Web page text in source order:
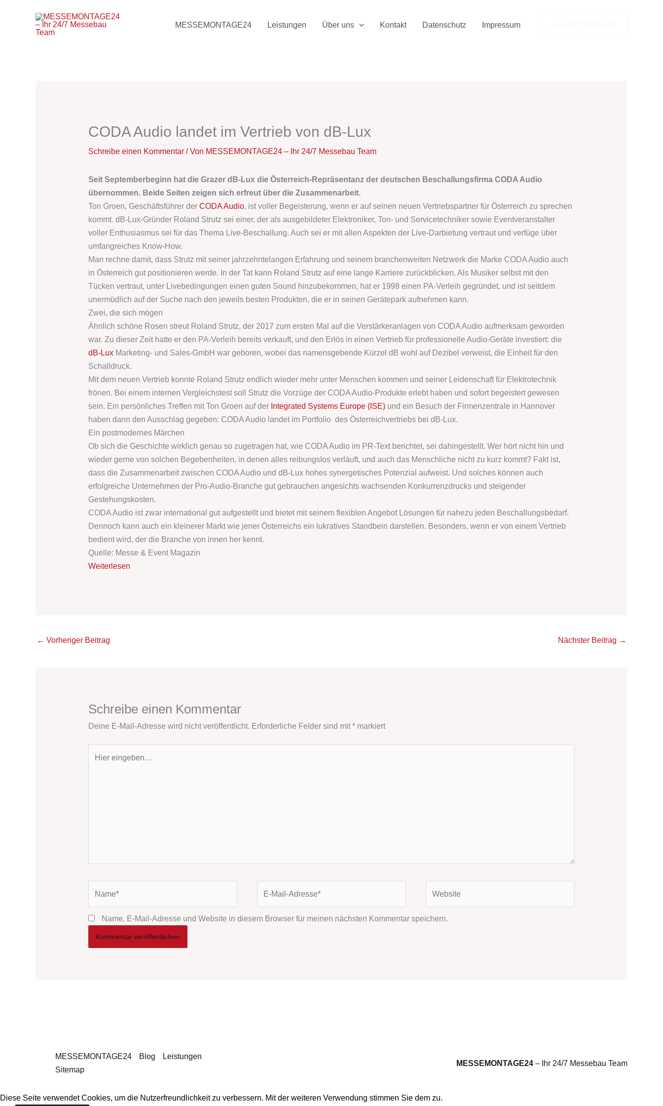
MESSEMONTAGE24 Leistungen Über uns Kontakt Datenschutz Impressum
CODA Audio landet im Vertrieb von dB-Lux
Schreibe einen Kommentar / Von MESSEMONTAGE24 – Ihr 24/7 Messebau Team
Seit Septemberbeginn hat die Grazer dB-Lux die Österreich-Repräsentanz der deutschen Beschallungsfirma CODA Audio
übernommen. Beide Seiten zeigen sich erfreut über die Zusammenarbeit.
Ton Groen, Geschäftsführer der CODA Audio, ist voller Begeisterung, wenn er auf seinen neuen Vertriebspartner für Österreich zu sprechen
kommt. dB-Lux-Gründer Roland Strutz sei einer, der als ausgebildeter Elektroniker, Ton- und Servicetechniker sowie Eventveranstalter
voller Enthusiasmus sei für das Thema Live-Beschallung. Auch sei er mit allen Aspekten der Live-Darbietung vertraut und verfüge über
umfangreiches Know-How.
Man rechne damit, dass Strutz mit seiner jahrzehntelangen Erfahrung und seinem branchenweiten Netzwerk die Marke CODA Audio auch
in Österreich gut positionieren werde. In der Tat kann Roland Strutz auf eine lange Karriere zurückblicken. Als Musiker selbst mit den
Tücken vertraut, unter Livebedingungen einen guten Sound hinzubekommen, hat er 1998 einen PA-Verleih gegründet, und ist seitdem
unermüdlich auf der Suche nach den jeweils besten Produkten, die er in seinen Gerätepark aufnehmen kann.
Zwei, die sich mögen
Ähnlich schöne Rosen streut Roland Strutz, der 2017 zum ersten Mal auf die Verstärkeranlagen von CODA Audio aufmerksam geworden
war. Zu dieser Zeit hatte er den PA-Verleih bereits verkauft, und den Erlös in einen Vertrieb für professionelle Audio-Geräte investiert: die
dB-LuxMarketing- und Sales-GmbH war geboren, wobei das namensgebende Kürzel dB wohl auf Dezibel verweist, die Einheit für den
Schalldruck.
Mit dem neuen Vertrieb konnte Roland Strutz endlich wieder mehr unter Menschen kommen und seiner Leidenschaft für Elektrotechnik
frönen. Bei einem internen Vergleichstest soll Strutz die Vorzüge der CODA Audio-Produkte erlebt haben und sofort begeistert gewesen
sein. Ein persönliches Treffen mit Ton Groen auf der Integrated Systems Europe (ISE)und ein Besuch der Firmenzentrale in Hannover
haben dann den Ausschlag gegeben: CODA Audio landet im Portfolio des Österreichvertriebs bei dB-Lux.
Ein postmodernes Märchen
Ob sich die Geschichte wirklich genau so zugetragen hat, wie CODA Audio im PR-Text berichtet, sei dahingestellt. Wer hört nicht hin und
wieder gerne von solchen Begebenheiten, in denen alles reibungslos verläuft, und auch das Menschliche nicht zu kurz kommt? Fakt ist,
dass die Zusammenarbeit zwischen CODA Audio und dB-Lux hohes synergetisches Potenzial aufweist. Und solches können auch
erfolgreiche Unternehmen der Pro-Audio-Branche gut gebrauchen angesichts wachsenden Konkurrenzdrucks und steigender
Gestehungskosten.
CODA Audio ist zwar international gut aufgestellt und bietet mit seinem flexiblen Angebot Lösungen für nahezu jeden Beschallungsbedarf.
Dennoch kann auch ein kleinerer Markt wie jener Österreichs ein lukratives Standbein darstellen. Besonders, wenn er von einem Vertrieb
bedient wird, der die Branche von innen her kennt.
Quelle: Messe & Event Magazin
Weiterlesen
← Vorheriger Beitrag Nächster Beitrag →
Schreibe einen Kommentar
Deine E-Mail-Adresse wird nicht veröffentlicht. Erforderliche Felder sind mit *markiert
eingeben…
Adresse*
Name, E-Mail-Adresse und Website in diesem Browser für meinen nächsten Kommentar speichern.
MESSEMONTAGE24 Blog
Leistungen
Sitemap
MESSEMONTAGE24 – Ihr 24/7 Messebau Team
Diese Seite verwendet Cookies, um die Nutzerfreundlichkeit zu verbessern. Mit der weiteren Verwendung stimmen Sie dem zu.